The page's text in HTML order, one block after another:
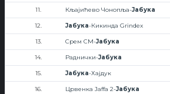
11. Кљајићево Чонопља-Јабука
12. Јабука-Кикинда Grindex
13. Срем СМ-Јабука
14. Раднички-Јабука
15. Јабука-Хајдук
16. Црвенка Jaffa 2-Јабука